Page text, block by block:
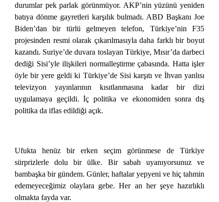
durumlar pek parlak görünmüyor. AKP’nin yüzünü yeniden
batıya dönme gayretleri karşılık bulmadı. ABD Başkanı Joe
Biden’dan bir türlü gelmeyen telefon, Türkiye’nin F35
projesinden resmi olarak çıkarılmasıyla daha farklı bir boyut
kazandı. Suriye’de duvara toslayan Türkiye, Mısır’da darbeci
dediği Sisi’yle ilişkileri normalleştirme çabasında. Hatta işler
öyle bir yere geldi ki Türkiye’de Sisi karşıtı ve İhvan yanlısı
televizyon yayınlarının kısıtlanmasına kadar bir dizi
uygulamaya geçildi. İç politika ve ekonomiden sonra dış
politika da iflas edildiği açık.
Ufukta henüz bir erken seçim görünmese de Türkiye
sürprizlerle dolu bir ülke. Bir sabah uyanıyorsunuz ve
bambaşka bir gündem. Günler, haftalar yepyeni ve hiç tahmin
edemeyeceğimiz olaylara gebe. Her an her şeye hazırlıklı
olmakta fayda var.